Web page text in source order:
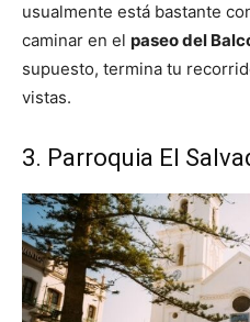
usualmente está bastante
caminar en el paseo del
supuesto, termina tu
vistas.
3. Parroquia El